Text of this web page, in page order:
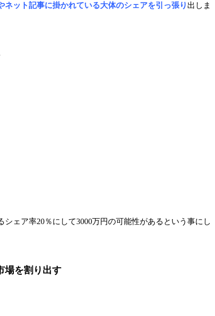
ット記事に掛かれている大体のシェアを引っ張り 出しま
ェア率20％にして3000万円の可能性があるという事にし
場を割り出す